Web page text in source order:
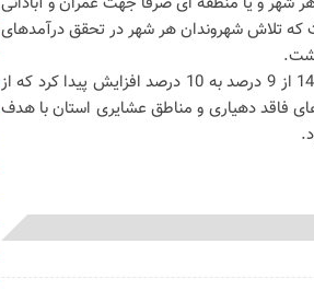
تلاش شهروندان هر شهر در تحقق درآمدهای
احسانی مهر تصریح کرد: نرخ مالیات بر ارزش افزوده در سال 1403 از 9 درصد به 10 درصد افزایش پیدا کرد که از
های فاقد دهیاری و مناطق عشایری استان با هدف